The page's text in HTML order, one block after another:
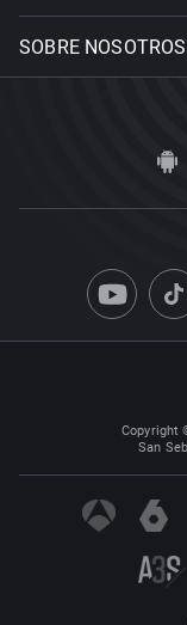
SOBRE NOSOTROS
Copyright
San